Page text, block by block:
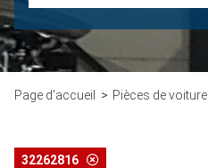
Page d'accueil Pièces de voiture
32262816